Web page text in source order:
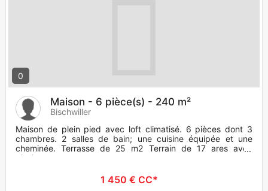
0
Maison - 6 pièce(s) - 240 m²
Bischwiller
Maison de plein pied avec loft climatisé. 6 pièces dont 3
chambres. 2 salles de bain; une cuisine équipée et une
cheminée. Terrasse de 25 m2 Terrain de 17 ares avec
piscine.
1 450 € CC*